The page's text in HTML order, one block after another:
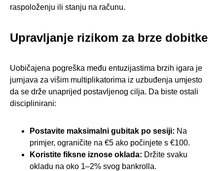
raspoloženju ili stanju na računu.
Upravljanje rizikom za brze dobitke
Uobičajena pogreška među entuzijastima brzih igara je
jurnjava za višim multiplikatorima iz uzbuđenja umjesto
da se drže unaprijed postavljenog cilja. Da biste ostali
disciplinirani:
Postavite maksimalni gubitak po sesiji: Na
primjer, ograničite na €5 ako počinjete s €100.
Koristite fiksne iznose oklada: Držite svaku
okladu na oko 1–2% svog bankrolla.